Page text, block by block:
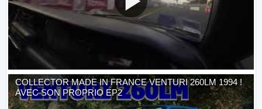
COLLECTOR MADE IN FRANCE VENTURI 260LM 1994 !
AVEC SON PROPRIO EP2